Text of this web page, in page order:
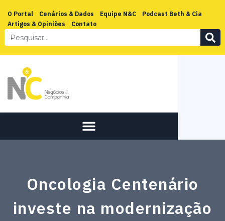
O Portal Cenários & Dados Equipe N&C
Podcast Beth & Cia
Artigos & Opiniões
Contato
Oncologia Centenário
investe na modernização